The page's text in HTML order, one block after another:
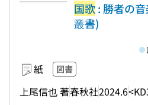
国歌: 勝者の
叢書)
紙 図書
上尾信也 著春秋社2024.6